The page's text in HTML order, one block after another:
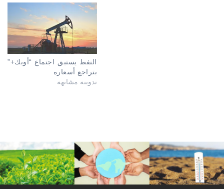
النفط يستبق اجتماع “أوبك+”
بتراجع أسعاره
تدوينة مشابهة